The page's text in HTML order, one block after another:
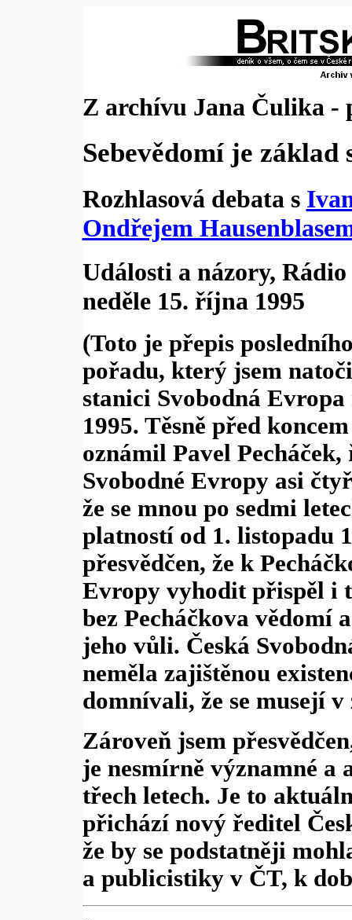
Z archívu Jana Čulika -
Sebevědomí je základ
Rozhlasová debata s
Ondřejem
Události a názory,
neděle 15. října 1995
(Toto je přepis
pořadu, který jsem
stanici Svobodná
1995. Těsně před
oznámil Pavel Pecháček,
Svobodné Evropy asi
že se mnou po sedmi
platností od 1. listopadu
přesvědčen, že k
Evropy vyhodit přispěl i
bez Pecháčkova vědomí
jeho vůli. Česká
neměla zajištěnou
domnívali, že se musejí
Zároveň jsem
je nesmírně významné a
třech letech. Je to
přichází nový ředitel
že by se podstatněji
a publicistiky v ČT, k